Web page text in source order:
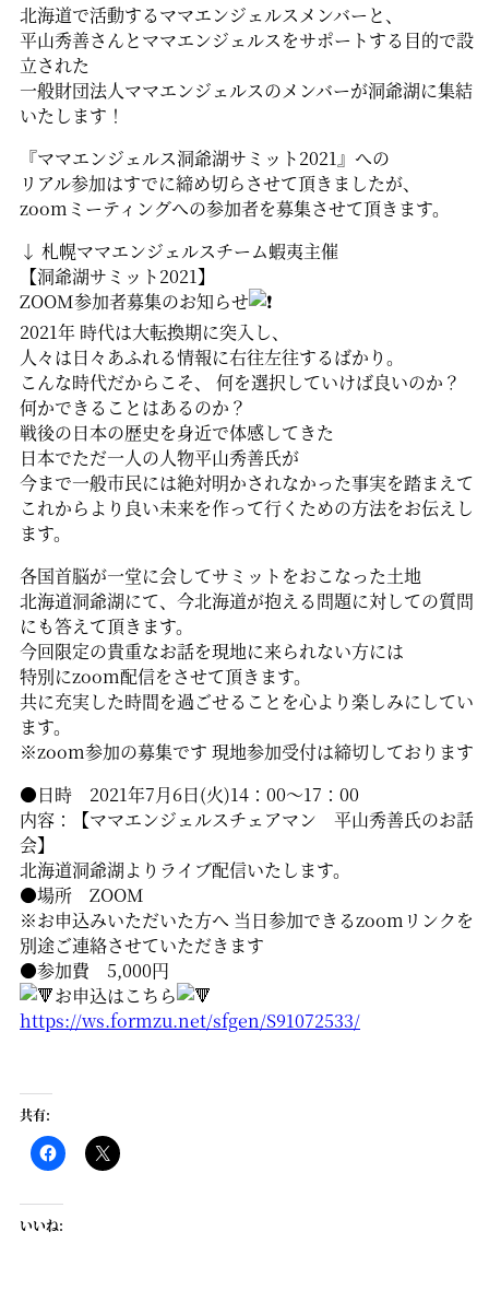
北海道で活動するママエンジェルスメンバーと、
平山秀善さんとママエンジェルスをサポートする目的で設
立された
一般財団法人ママエンジェルスのメンバーが洞爺湖に集結
いたします！
『ママエンジェルス洞爺湖サミット2021』への
リアル参加はすでに締め切らさせて頂きましたが、
zoomミーティングへの参加者を募集させて頂きます。
↓ 札幌ママエンジェルスチーム蝦夷主催
【洞爺湖サミット2021】
ZOOM参加者募集のお知らせ
2021年 時代は大転換期に突入し、
人々は日々あふれる情報に右往左往するばかり。
こんな時代だからこそ、 何を選択していけば良いのか？
何かできることはあるのか？
戦後の日本の歴史を身近で体感してきた
日本でただ一人の人物平山秀善氏が
今まで一般市民には絶対明かされなかった事実を踏まえて
これからより良い未来を作って行くための方法をお伝えし
ます。
各国首脳が一堂に会してサミットをおこなった土地
北海道洞爺湖にて、今北海道が抱える問題に対しての質問
にも答えて頂きます。
今回限定の貴重なお話を現地に来られない方には
特別にzoom配信をさせて頂きます。
共に充実した時間を過ごせることを心より楽しみにしてい
ます。
※zoom参加の募集です 現地参加受付は締切しております
●日時 2021年7月6日(火)14：00〜17：00
内容：【ママエンジェルスチェアマン 平山秀善氏のお話
会】
北海道洞爺湖よりライブ配信いたします。
●場所 ZOOM
※お申込みいただいた方へ 当日参加できるzoomリンクを
別途ご連絡させていただきます
●参加費 5,000円
お申込はこちら
https://ws.formzu.net/sfgen/S91072533/
共有:
いいね: